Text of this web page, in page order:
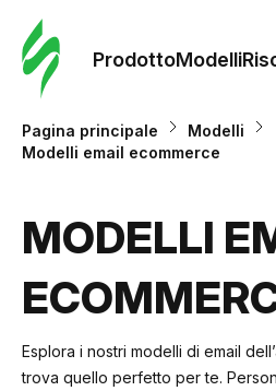
ProdottoModelli
Pagina principale
Modelli
Modelli email ecommerce
MODELLI
Esplora i nostri modelli di email
trova quello perfetto per te.